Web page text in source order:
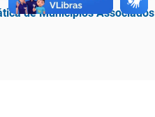
de Municípios Associados